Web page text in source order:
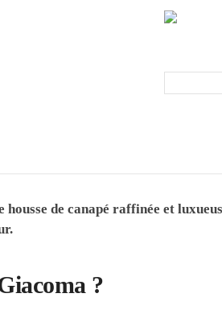
de canapé raffinée et
?